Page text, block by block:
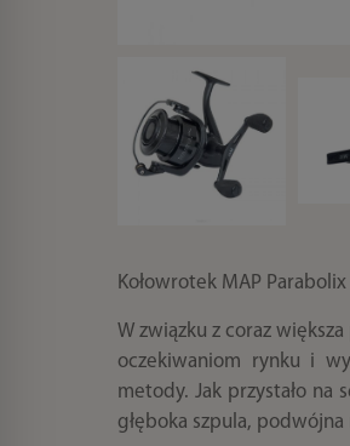
Kołowrotek MAP
W związku z coraz
oczekiwaniom rynku i
metody. Jak przystało na
głęboka szpula, podwójna